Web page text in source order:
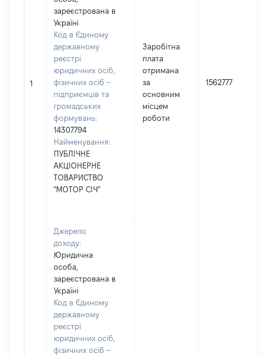
1
зареєстрована в
Україні
Код в Єдиному
державному
реєстрі
юридичних осіб,
фізичних осіб –
підприємців та
громадських
формувань:
14307794
Найменування:
ПУБЛІЧНЕ
АКЦІОНЕРНЕ
ТОВАРИСТВО
"МОТОР СІЧ"
Заробітна
плата
отримана
за
основним
місцем
роботи
1562777
Джерело
доходу:
Юридична
особа,
зареєстрована в
Україні
Код в Єдиному
державному
реєстрі
юридичних осіб,
фізичних осіб –